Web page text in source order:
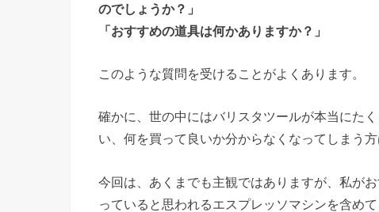
のでしょうか？」
「おすすめの道具は何かありますか？」
このような質問を受けることがよくあります。
確かに、世の中にはバリスタツールが本当にた
い、何を買って良いか分からなくなってしまう
今回は、あくまでも主観ではありますが、私が
っていると思われるエスプレッソマシンを含め